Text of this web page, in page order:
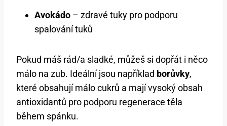
Avokádo – zdravé tuky pro podporu
spalování tuků
Pokud máš rád/a sladké, můžeš si dopřát i něco
málo na zub. Ideální jsou například borůvky,
které obsahují málo cukrů a mají vysoký obsah
antioxidantů pro podporu regenerace těla
během spánku.